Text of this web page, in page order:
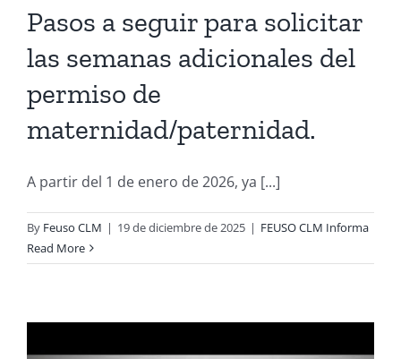
Pasos a seguir para solicitar
las semanas adicionales del
permiso de
maternidad/paternidad.
A partir del 1 de enero de 2026, ya [...]
By Feuso CLM | 19 de diciembre de 2025 | FEUSO CLM Informa
Read More